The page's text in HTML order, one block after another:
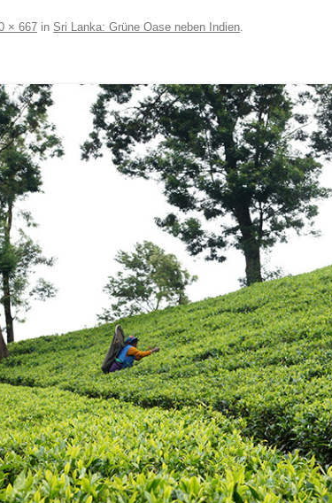
× 667 in Sri Lanka: Grüne Oase neben Indien.